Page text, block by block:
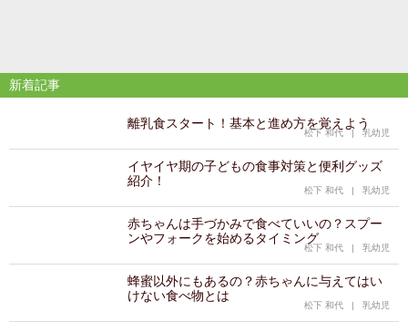
新着記事
離乳食スタート！基本と進め方を覚えよう
松下 和代 | 乳幼児
イヤイヤ期の子どもの食事対策と便利グッズ
紹介！
松下 和代 | 乳幼児
赤ちゃんは手づかみで食べていいの？スプー
ンやフォークを始めるタイミング
松下 和代 | 乳幼児
蜂蜜以外にもあるの？赤ちゃんに与えてはい
けない食べ物とは
松下 和代 | 乳幼児